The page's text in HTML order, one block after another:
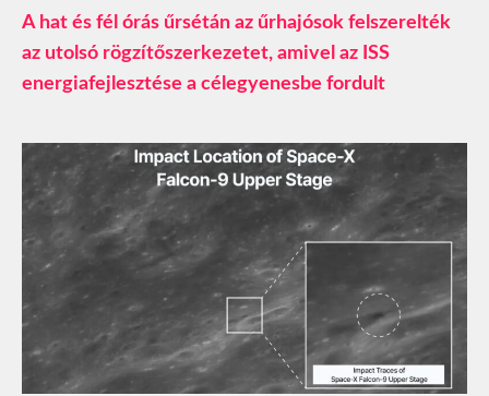
A hat és fél órás űrsétán az űrhajósok felszerelték
az utolsó rögzítőszerkezetet, amivel az ISS
energiafejlesztése a célegyenesbe fordult